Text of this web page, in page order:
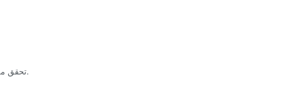
- تحقق من أوقات التسليم، والحد الأدنى لكميات الطلب، ومستويات التسعير.